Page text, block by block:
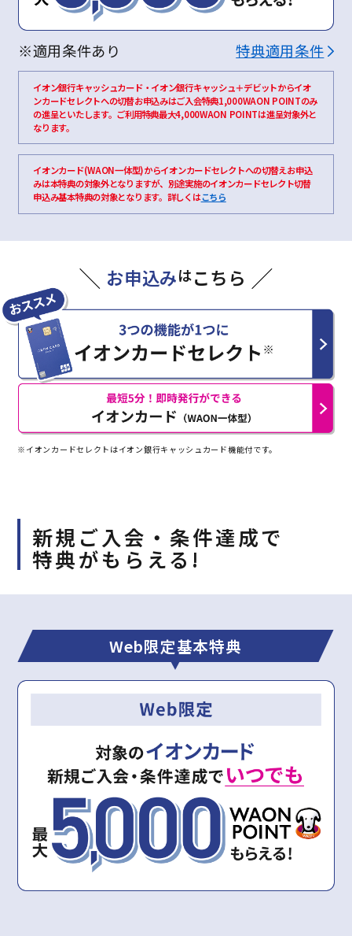
※適用条件あり 特典適用条件
イオン銀行キャッシュカード・イオン銀行キャッシュ＋デビットからイオ
ンカードセレクトへの切替お申込みはご入会特典1,000WAON POINTのみ
の進呈といたします。ご利用特典最大4,000WAON POINTは進呈対象外と
なります。
イオンカード(WAON一体型)からイオンカードセレクトへの切替えお申込
みは本特典の対象外となりますが、別途実施のイオンカードセレクト切替
申込み基本特典の対象となります。詳しくはこちら
お申込みはこちら
※イオンカードセレクトはイオン銀行キャッシュカード機能付です。
新規ご入会・条件達成で
特典がもらえる!
Web限定基本特典